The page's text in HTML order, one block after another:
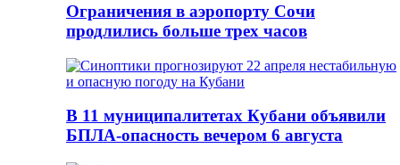
Ограничения в аэропорту Сочи
продлились больше трех часов
В 11 муниципалитетах Кубани объявили
БПЛА-опасность вечером 6 августа